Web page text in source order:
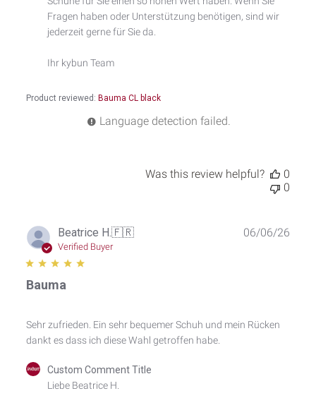
Product reviewed: Bauma CL black
Comment
2026
Fragen haben oder Unterstützung benötigen, sind wir
jederzeit gerne für Sie da.
Ihr kybun Team
Language detection failed.
Was this review helpful?
0
0
Beatrice H.🇫🇷
Verified Buyer
Bauma
Sehr zufrieden. Ein sehr bequemer Schuh und mein Rücken
dankt es dass ich diese Wahl getroffen habe.
Comments
Custom Comment Title
Liebe Beatrice H.
06/06/26